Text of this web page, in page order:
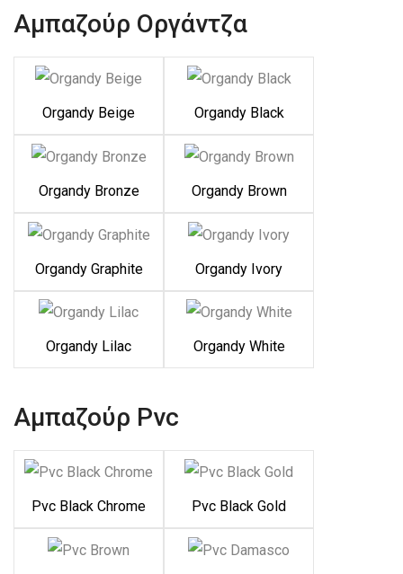
Αμπαζούρ Οργάντζα
Organdy Beige Organdy Black
Organdy Bronze Organdy Brown
Organdy Graphite Organdy Ivory
Organdy Lilac Organdy White
Αμπαζούρ Pvc
Pvc Black Chrome Pvc Black Gold